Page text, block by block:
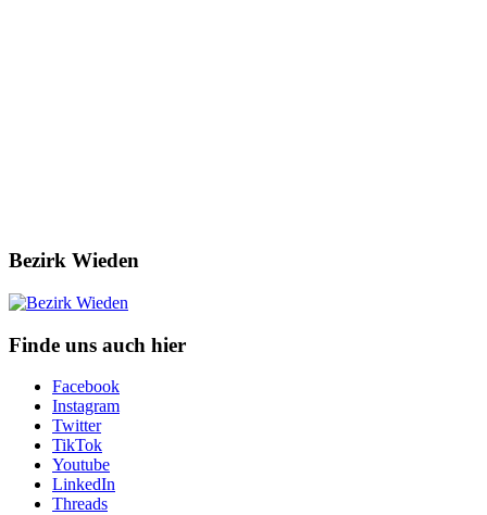
Bezirk Wieden
Finde uns auch hier
Facebook
Instagram
Twitter
TikTok
Youtube
LinkedIn
Threads